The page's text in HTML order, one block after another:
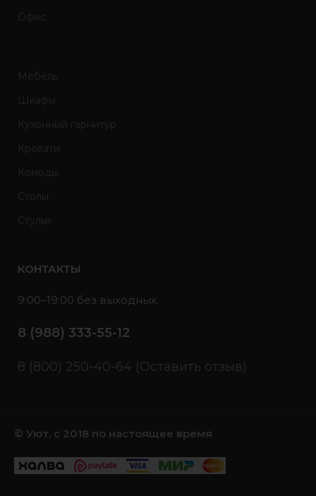
Офис
Мебель
Шкафы
Кухонный гарнитур
Кровати
Комоды
Столы
Стулья
КОНТАКТЫ
9:00–19:00 без выходных.
8 (988) 333-55-12
8 (800) 250-40-64 (Оставить отзыв)
© Уют, с 2018 по настоящее время